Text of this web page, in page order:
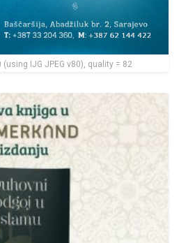
(using IJG JPEG v80), quality = 82